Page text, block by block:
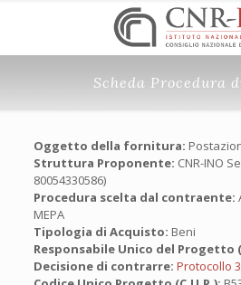
Scheda Procedura
Oggetto della fornitura:
Struttura Proponente: CNR-INO
80054330586)
Procedura scelta dal contraente:
MEPA
Tipologia di Acquisto: Beni
Responsabile Unico del Progetto
Decisione di contrarre: Protocollo